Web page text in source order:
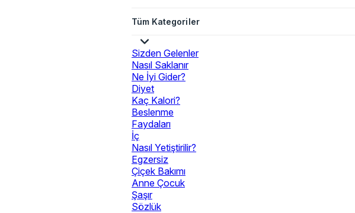
Tüm Kategoriler
Sizden Gelenler
Nasıl Saklanır
Ne İyi Gider?
Diyet
Kaç Kalori?
Beslenme
Faydaları
İç
Nasıl Yetiştirilir?
Egzersiz
Çiçek Bakımı
Anne Çocuk
Şaşır
Sözlük